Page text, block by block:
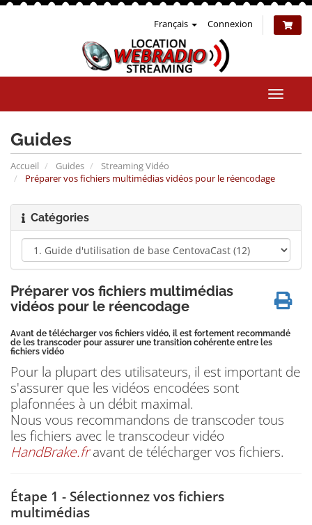
Français Connexion
la
Guides
Accueil Guides
Streaming Vidéo
Préparer vos fichiers multimédias vidéos pour le réencodage
Catégories
Préparer vos fichiers multimédias
vidéos pour le réencodage
Avant de télécharger vos fichiers vidéo, il est fortement recommandé
de les transcoder pour assurer une transition cohérente entre les
fichiers vidéo
Pour la plupart des utilisateurs, il est important de
s'assurer que les vidéos encodées sont
plafonnées à un débit maximal.
Nous vous recommandons de transcoder tous
les fichiers avec le transcodeur vidéo
HandBrake.fravant de télécharger vos fichiers.
Étape 1 - Sélectionnez vos fichiers
multimédias